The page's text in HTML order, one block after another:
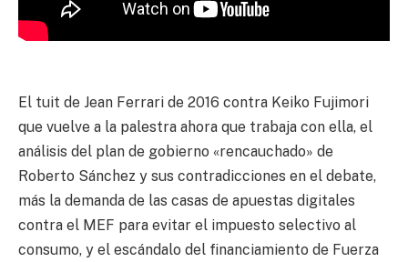
El tuit de Jean Ferrari de 2016 contra Keiko Fujimori
que vuelve a la palestra ahora que trabaja con ella, el
análisis del plan de gobierno «rencauchado» de
Roberto Sánchez y sus contradicciones en el debate,
más la demanda de las casas de apuestas digitales
contra el MEF para evitar el impuesto selectivo al
consumo, y el escándalo del financiamiento de Fuerza